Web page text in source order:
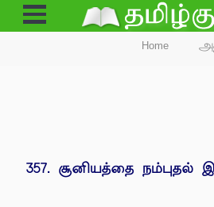
Open
Menu
Home
357. சூனியத்தை